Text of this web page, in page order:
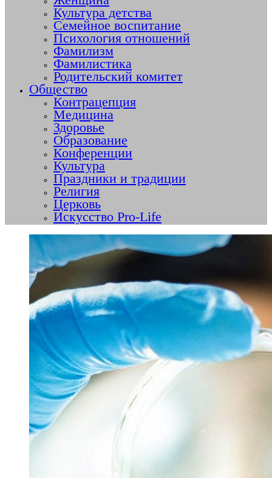
Культура детства
Семейное воспитание
Психология отношений
Фамилизм
Фамилистика
Родительский комитет
Общество
Контрацепция
Медицина
Здоровье
Образование
Конференции
Культура
Праздники и традиции
Религия
Церковь
Искусство Pro-Life